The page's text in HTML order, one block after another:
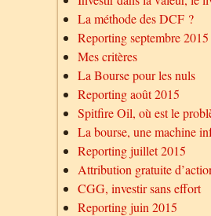
La méthode des DCF ?
Reporting septembre 2015
Mes critères
La Bourse pour les nuls
Reporting août 2015
Spitfire Oil, où est le
La bourse, une machine
Reporting juillet 2015
Attribution gratuite
CGG, investir sans effort
Reporting juin 2015